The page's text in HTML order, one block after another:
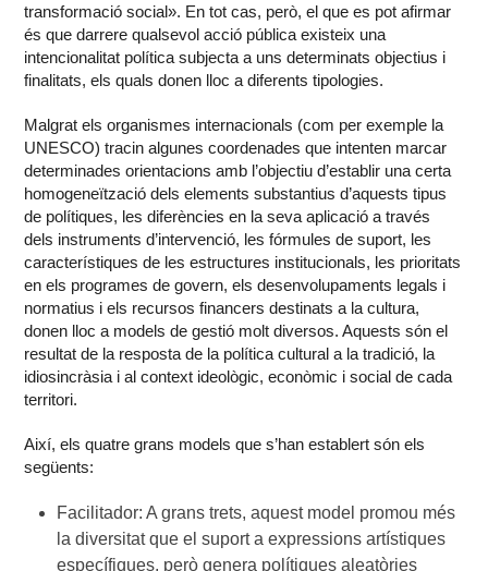
transformació social». En tot cas, però, el que es pot afirmar
és que darrere qualsevol acció pública existeix una
intencionalitat política subjecta a uns determinats objectius i
finalitats, els quals donen lloc a diferents tipologies.
Malgrat els organismes internacionals (com per exemple la
UNESCO) tracin algunes coordenades que intenten marcar
determinades orientacions amb l’objectiu d’establir una certa
homogeneïtzació dels elements substantius d’aquests tipus
de polítiques, les diferències en la seva aplicació a través
dels instruments d’intervenció, les fórmules de suport, les
característiques de les estructures institucionals, les prioritats
en els programes de govern, els desenvolupaments legals i
normatius i els recursos financers destinats a la cultura,
donen lloc a models de gestió molt diversos. Aquests són el
resultat de la resposta de la política cultural a la tradició, la
idiosincràsia i al context ideològic, econòmic i social de cada
territori.
Així, els quatre grans models que s’han establert són els
següents:
Facilitador: A grans trets, aquest model promou més
la diversitat que el suport a expressions artístiques
específiques, però genera polítiques aleatòries